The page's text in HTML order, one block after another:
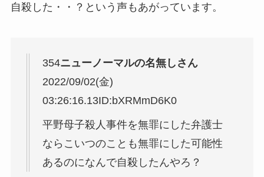
自殺した・・？という声もあがっています。
354ニューノーマルの名無しさん
2022/09/02(金)
03:26:16.13ID:bXRMmD6K0
平野母子殺人事件を無罪にした弁護士
ならこいつのことも無罪にした可能性
あるのになんで自殺したんやろ？